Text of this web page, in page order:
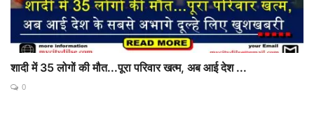
शादी में 35 लोगों की मौत...पूरा परिवार खत्म, अब आई देश ...
0